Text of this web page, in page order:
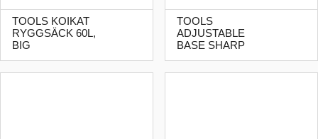
TOOLS KOIKAT
RYGGSÄCK 60L,
BIG
TOOLS
ADJUSTABLE
BASE SHARP